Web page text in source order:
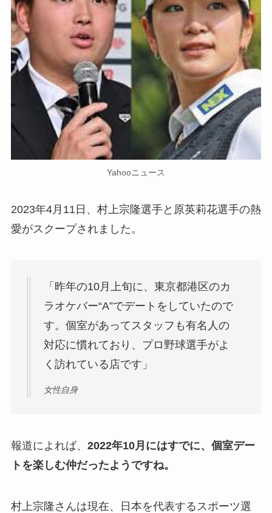
Yahooニュース
2023年4月11日、村上宗隆選手と原英莉花選手の熱
愛がスクープされました。
「昨年の10月上旬に、東京都港区のカ
ラオケバー“A”でデートをしていたので
す。個室があってスタッフも有名人の
対応に慣れており、プロ野球選手がよ
く訪れている店です」
女性自身
報道によれば、 2022年10月にはすでに、個室デー
トを楽しむ仲だったようですね。
村上宗隆さんは現在、日本を代表するスポーツ選